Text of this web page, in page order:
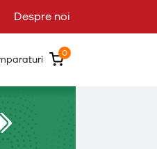
Despre noi
0